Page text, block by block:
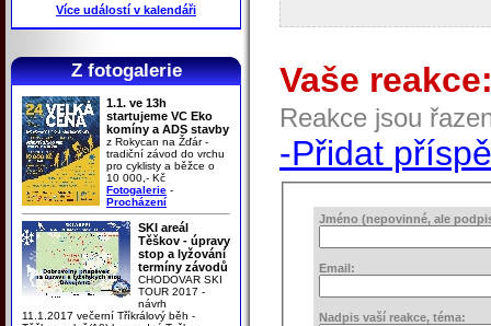
Více událostí v kalendáři
Z fotogalerie
1.1. ve 13h
startujeme VC Eko
komíny a ADS stavby
z Rokycan na Žďár -
tradiční závod do vrchu
pro cyklisty a běžce o
10 000,- Kč
Fotogalerie -
Procházení
SKI areál
Těškov - úpravy
stop a lyžování
termíny závodů
CHODOVAR SKI
TOUR 2017 -
návrh
11.1.2017 večerní Tříkrálový běh -
Vaše
Reakce jsou
-Přidat
Jméno (nepovinné, ale
Email:
Nadpis vaší reakce, téma: